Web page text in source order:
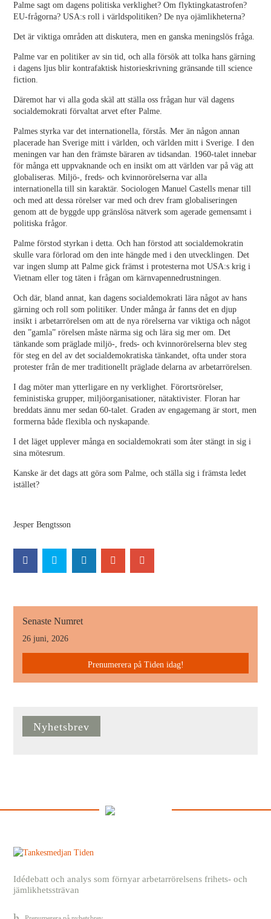
Palme sagt om dagens politiska verklighet? Om flyktingkatastrofen?
EU-frågorna? USA:s roll i världspolitiken? De nya ojämlikheterna?
Det är viktiga områden att diskutera, men en ganska meningslös fråga.
Palme var en politiker av sin tid, och alla försök att tolka hans gärning
i dagens ljus blir kontrafaktisk historieskrivning gränsande till science
fiction.
Däremot har vi alla goda skäl att ställa oss frågan hur väl dagens
socialdemokrati förvaltat arvet efter Palme.
Palmes styrka var det internationella, förstås. Mer än någon annan
placerade han Sverige mitt i världen, och världen mitt i Sverige. I den
meningen var han den främste bäraren av tidsandan. 1960-talet innebar
för många ett uppvaknande och en insikt om att världen var på väg att
globaliseras. Miljö-, freds- och kvinnorörelserna var alla
internationella till sin karaktär. Sociologen Manuel Castells menar till
och med att dessa rörelser var med och drev fram globaliseringen
genom att de byggde upp gränslösa nätverk som agerade gemensamt i
politiska frågor.
Palme förstod styrkan i detta. Och han förstod att socialdemokratin
skulle vara förlorad om den inte hängde med i den utvecklingen. Det
var ingen slump att Palme gick främst i protesterna mot USA:s krig i
Vietnam eller tog täten i frågan om kärnvapennedrustningen.
Och där, bland annat, kan dagens socialdemokrati lära något av hans
gärning och roll som politiker. Under många år fanns det en djup
insikt i arbetarrörelsen om att de nya rörelserna var viktiga och något
den ”gamla” rörelsen måste närma sig och lära sig mer om. Det
tänkande som präglade miljö-, freds- och kvinnorörelserna blev steg
för steg en del av det socialdemokratiska tänkandet, ofta under stora
protester från de mer traditionellt präglade delarna av arbetarrörelsen.
I dag möter man ytterligare en ny verklighet. Förortsrörelser,
feministiska grupper, miljöorganisationer, nätaktivister. Floran har
breddats ännu mer sedan 60-talet. Graden av engagemang är stort, men
formerna både flexibla och nyskapande.
I det läget upplever många en socialdemokrati som åter stängt in sig i
sina mötesrum.
Kanske är det dags att göra som Palme, och ställa sig i främsta ledet
istället?
Jesper Bengtsson
Senaste Numret
26 juni, 2026
Prenumerera på Tiden idag!
Nyhetsbrev
Idédebatt och analys som förnyar arbetarrörelsens frihets- och
jämlikhetssträvan